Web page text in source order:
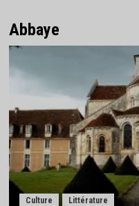
Abbaye
Culture Littérature